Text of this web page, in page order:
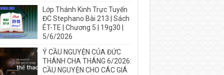
Lớp Thánh Kinh Trực Tuyến
ĐC Stephano Bài 213 | Sách
ÉT-TE | Chương 5 | 19g30 |
5/6/2026
Ý CẦU NGUYỆN CỦA ĐỨC
THÁNH CHA THÁNG 6/2026:
CẦU NGUYỆN CHO CÁC GIÁ